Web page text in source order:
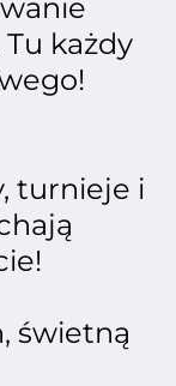
każdy
turnieje i
świetną